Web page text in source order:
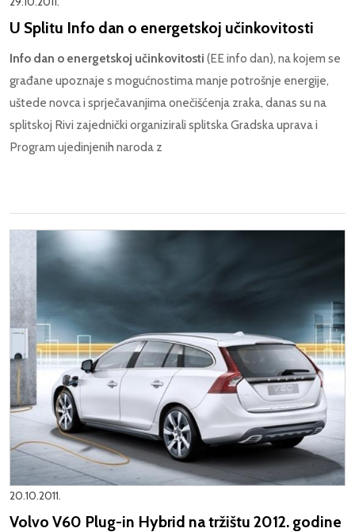
U Splitu Info dan o energetskoj učinkovitosti
Info dan o energetskoj učinkovitosti (EE info dan), na kojem se
građane upoznaje s mogućnostima manje potrošnje energije,
uštede novca i sprječavanjima onečišćenja zraka, danas su na
splitskoj Rivi zajednički organizirali splitska Gradska uprava i
Program ujedinjenih naroda z
20.10.2011.
Volvo V60 Plug-in Hybrid na tržištu 2012. godine